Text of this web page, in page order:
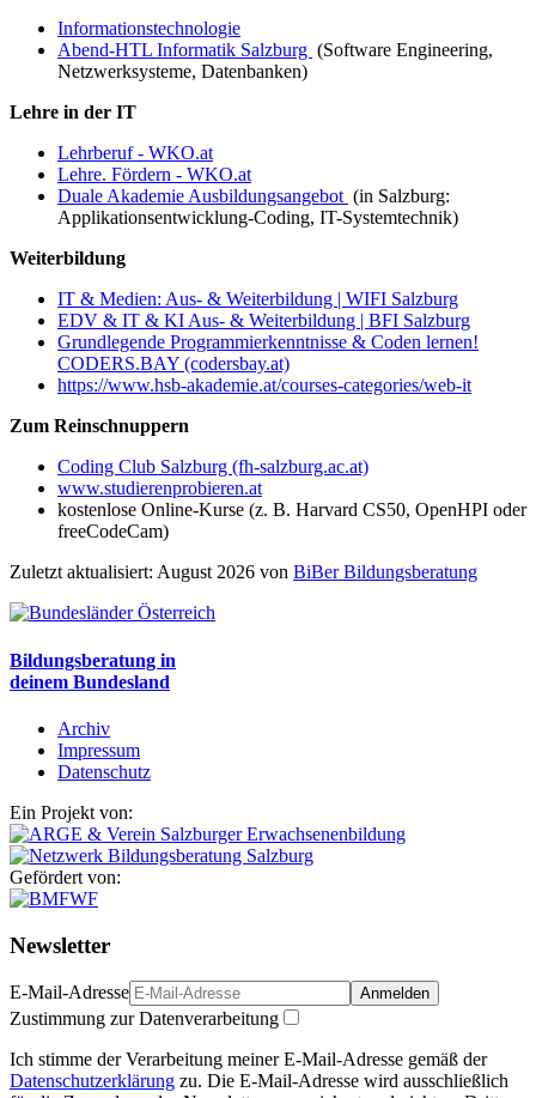
Informationstechnologie
Abend-HTL Informatik Salzburg (Software Engineering,
Netzwerksysteme, Datenbanken)
Lehre in der IT
Lehrberuf - WKO.at
Lehre. Fördern - WKO.at
Duale Akademie Ausbildungsangebot (in Salzburg:
Applikationsentwicklung-Coding, IT-Systemtechnik)
Weiterbildung
IT & Medien: Aus- & Weiterbildung | WIFI Salzburg
EDV & IT & KI Aus- & Weiterbildung | BFI Salzburg
Grundlegende Programmierkenntnisse & Coden lernen!
CODERS.BAY (codersbay.at)
https://www.hsb-akademie.at/courses-categories/web-it
Zum Reinschnuppern
Coding Club Salzburg (fh-salzburg.ac.at)
www.studierenprobieren.at
kostenlose Online-Kurse (z. B. Harvard CS50, OpenHPI oder
freeCodeCam)
Zuletzt aktualisiert: August 2026 von BiBer Bildungsberatung
Bildungsberatung in
deinem Bundesland
Archiv
Impressum
Datenschutz
Ein Projekt von:
Gefördert von:
Newsletter
E-Mail-Adresse Anmelden
Zustimmung zur Datenverarbeitung
Ich stimme der Verarbeitung meiner E-Mail-Adresse gemäß der
Datenschutzerklärung zu. Die E-Mail-Adresse wird ausschließlich